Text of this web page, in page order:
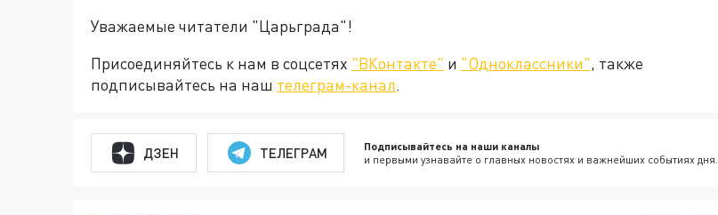
Уважаемые читатели "Царьграда"!
Присоединяйтесь к нам в соцсетях "ВКонтакте" и "Одноклассники", также
подписывайтесь на наш телеграм-канал.
ДЗЕН ТЕЛЕГРАМ Подписывайтесь на наши каналы
и первыми узнавайте о главных новостях и важнейших событиях дня.